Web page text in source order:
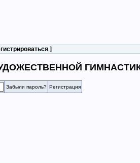
]
Забыли пароль? Регистрация